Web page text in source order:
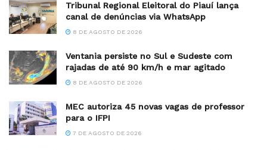
Tribunal Regional Eleitoral do Piauí lança
canal de denúncias via WhatsApp
8 DE AGOSTO DE 2026
Ventania persiste no Sul e Sudeste com
rajadas de até 90 km/h e mar agitado
8 DE AGOSTO DE 2026
MEC autoriza 45 novas vagas de professor
para o IFPI
7 DE AGOSTO DE 2026